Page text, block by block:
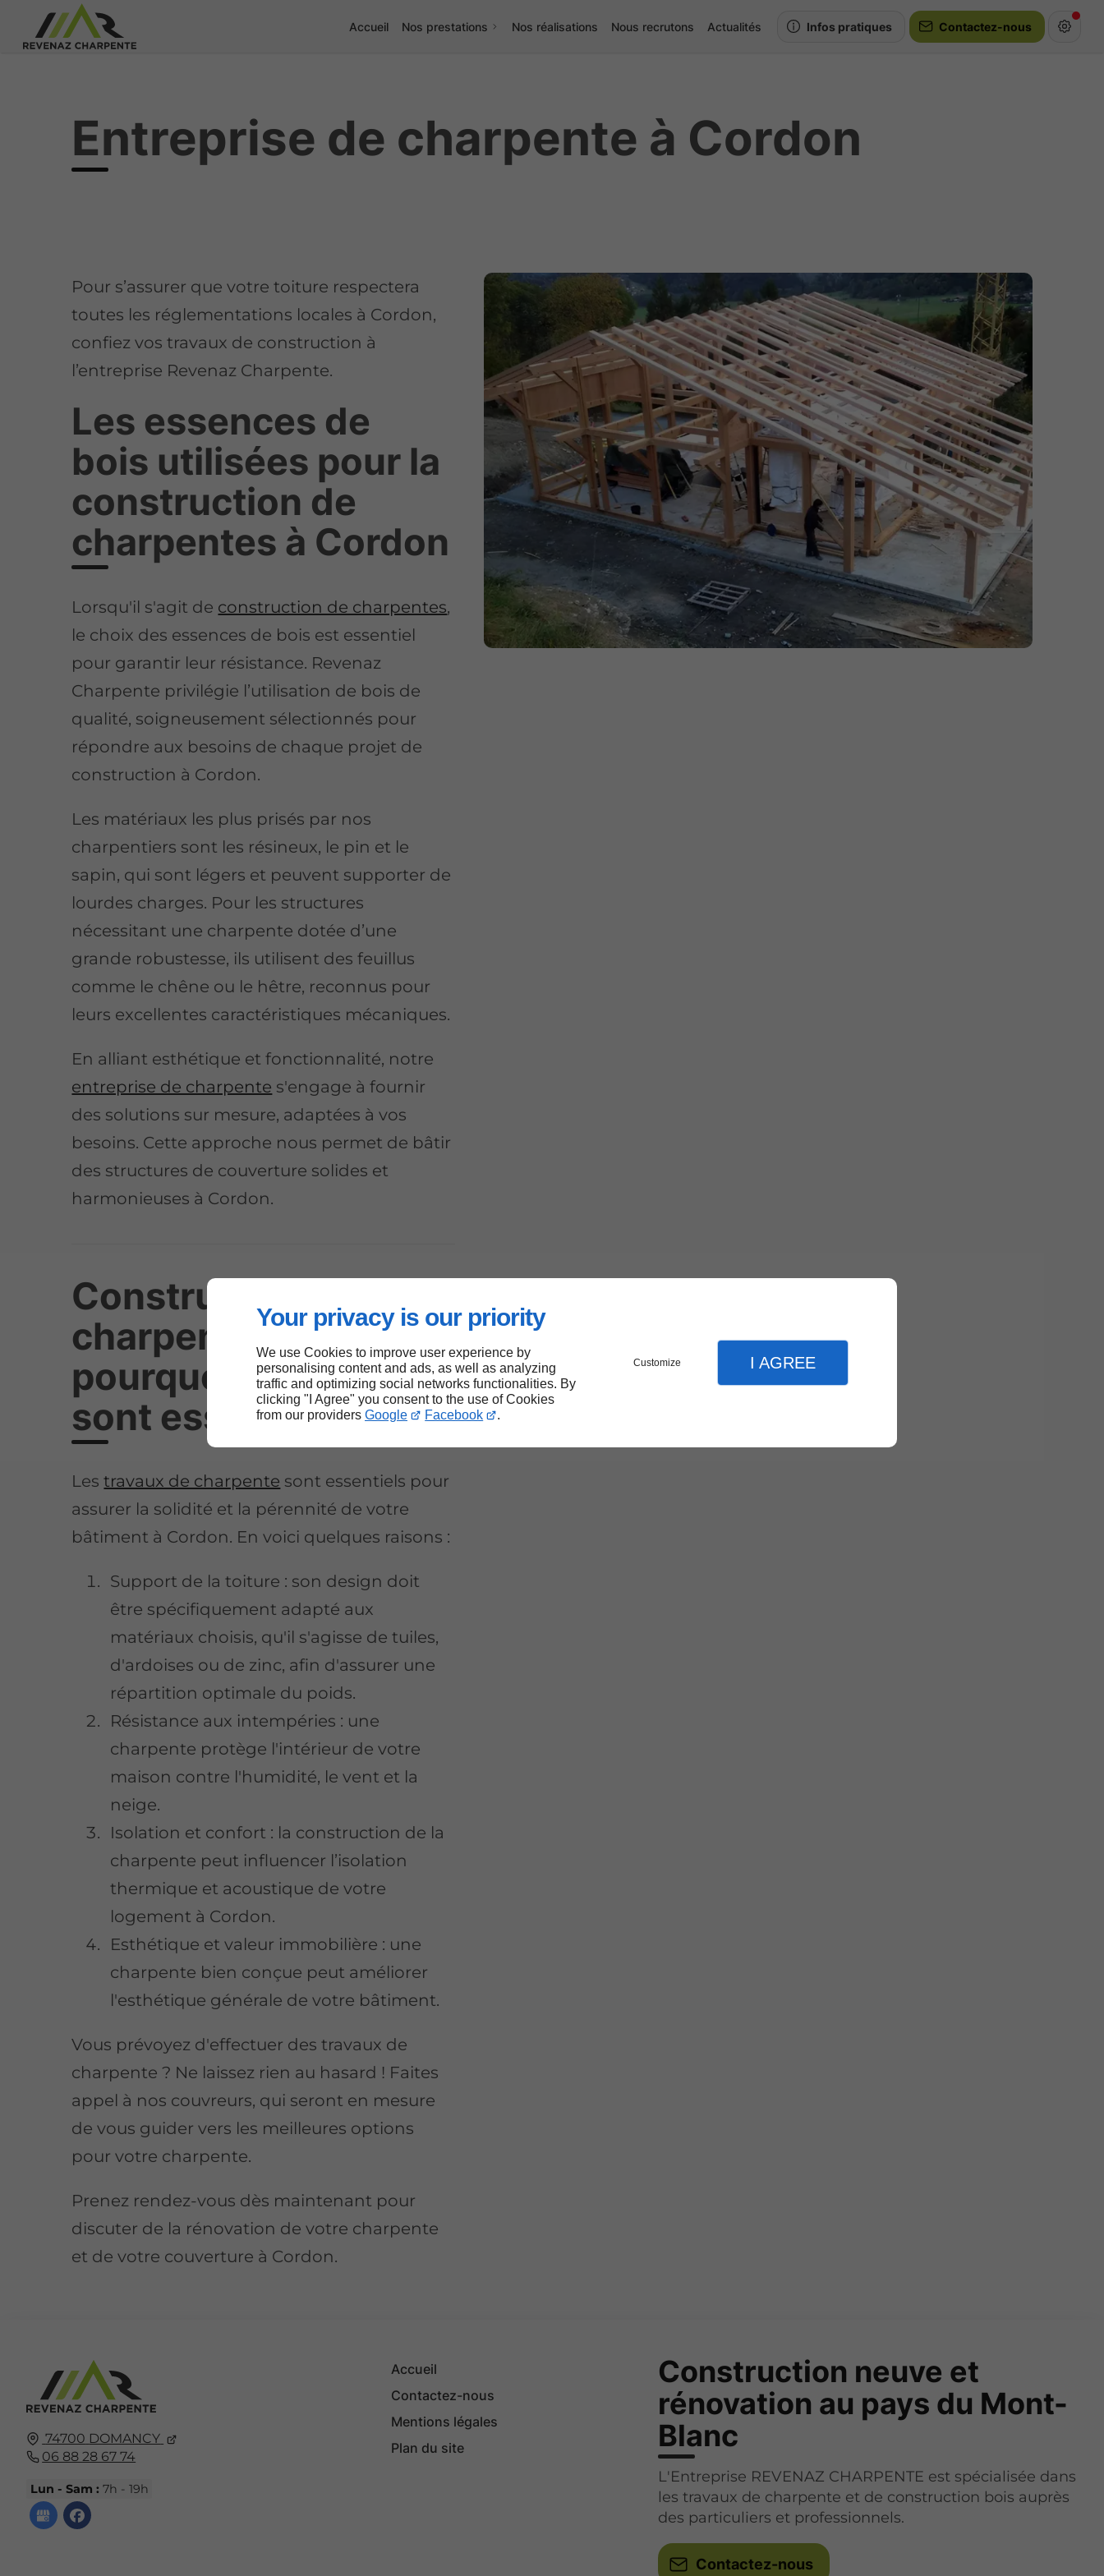
Your privacy is our priority
We use Cookies to improve user experience by
personalising content and ads, as well as analyzing
traffic and optimizing social networks functionalities. By
clicking "I Agree" you consent to the use of Cookies
from our providers Google Facebook .
Customize I AGREE
Accueil Nos prestations Nos réalisations Nous recrutons Actualités Infos pratiques Contactez-nous
Entreprise de charpente à Cordon
Pour s’assurer que votre toiture respectera
toutes les réglementations locales à Cordon,
confiez vos travaux de construction à
l’entreprise Revenaz Charpente.
Les essences de
bois utilisées pour la
construction de
charpentes à Cordon
Lorsqu'il s'agit de construction de charpentes,
le choix des essences de bois est essentiel
pour garantir leur résistance. Revenaz
Charpente privilégie l’utilisation de bois de
qualité, soigneusement sélectionnés pour
répondre aux besoins de chaque projet de
construction à Cordon.
Les matériaux les plus prisés par nos
charpentiers sont les résineux, le pin et le
sapin, qui sont légers et peuvent supporter de
lourdes charges. Pour les structures
nécessitant une charpente dotée d’une
grande robustesse, ils utilisent des feuillus
comme le chêne ou le hêtre, reconnus pour
leurs excellentes caractéristiques mécaniques.
En alliant esthétique et fonctionnalité, notre
entreprise de charpente s'engage à fournir
des solutions sur mesure, adaptées à vos
besoins. Cette approche nous permet de bâtir
des structures de couverture solides et
harmonieuses à Cordon.
Construction de
charpente à Cordon :
pourquoi les travaux
sont essentiels ?
Lestravaux de charpente sont essentiels pour
assurer la solidité et la pérennité de votre
bâtiment à Cordon. En voici quelques raisons :
Support de la toiture : son design doit
être spécifiquement adapté aux
matériaux choisis, qu'il s'agisse de tuiles,
d'ardoises ou de zinc, afin d'assurer une
répartition optimale du poids.
Résistance aux intempéries : une
charpente protège l'intérieur de votre
maison contre l'humidité, le vent et la
neige.
Isolation et confort : la construction de la
charpente peut influencer l’isolation
thermique et acoustique de votre
logement à Cordon.
Esthétique et valeur immobilière : une
charpente bien conçue peut améliorer
l'esthétique générale de votre bâtiment.
Vous prévoyez d'effectuer des travaux de
charpente ? Ne laissez rien au hasard ! Faites
appel à nos couvreurs, qui seront en mesure
de vous guider vers les meilleures options
pour votre charpente.
Prenez rendez-vous dès maintenant pour
discuter de la rénovation de votre charpente
et de votre couverture à Cordon.
74700 DOMANCY
06 88 28 67 74
Lun - Sam : 7h - 19h
Accueil
Contactez-nous
Mentions légales
Plan du site
Construction neuve et
rénovation au pays du Mont-
Blanc
L'Entreprise REVENAZ CHARPENTE est spécialisée dans
les travaux de charpente et de construction bois auprès
des particuliers et professionnels.
Contactez-nous